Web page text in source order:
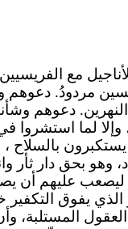
مع
مردودُ. دعوهم
النهرين.
وإلا لما استشروا
يستكبرون بالسلاح ،
وهو بحق دار ثأر
عليهم أن
الذي يفوق التكفير